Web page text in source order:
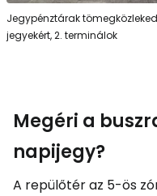
Jegypénztárak
jegyekért, 2. terminálok
Megéri a
napijegy?
A repülőtér az 5-ös